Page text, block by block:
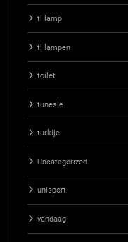
tl lamp
tl lampen
toilet
tunesie
turkije
Uncategorized
unisport
vandaag